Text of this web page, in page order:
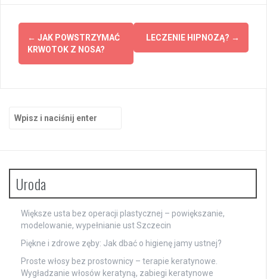
Zobacz
wpisy
← JAK POWSTRZYMAĆ
KRWOTOK Z NOSA?
LECZENIE HIPNOZĄ? →
Uroda
Większe usta bez operacji plastycznej – powiększanie,
modelowanie, wypełnianie ust Szczecin
Piękne i zdrowe zęby: Jak dbać o higienę jamy ustnej?
Proste włosy bez prostownicy – terapie keratynowe.
Wygładzanie włosów keratyną, zabiegi keratynowe